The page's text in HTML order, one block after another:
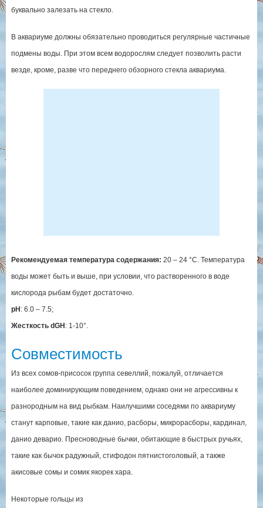
буквально залезать на стекло.
В аквариуме должны обязательно проводиться регулярные частичные
подмены воды. При этом всем водорослям следует позволить расти
везде, кроме, разве что переднего обзорного стекла аквариума.
Рекомендуемая температура содержания: 20 – 24 °C. Температура
воды может быть и выше, при условии, что растворенного в воде
кислорода рыбам будет достаточно.
pH : 6.0 – 7.5;
Жесткость dGH : 1-10°.
Совместимость
Из всех сомов-присосок группа севеллий, пожалуй, отличается
наиболее доминирующим поведением, однако они не агрессивны к
разнородным на вид рыбкам. Наилучшими соседями по аквариуму
станут карповые, такие как данио, расборы, микрорасборы, кардинал,
данио деварио. Пресноводные бычки, обитающие в быстрых ручьях,
такие как бычок радужный, стифодон пятнистоголовый, а также
акисовые сомы и сомик якорек хара.
Некоторые гольцы из